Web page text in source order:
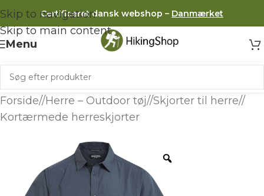
Skip to navigation
Skip to main content
Certificeret dansk webshop – Danmærket
Menu
Forside/ Herre – Outdoor tøj/ Skjorter til herre/
Kortærmede herreskjorter